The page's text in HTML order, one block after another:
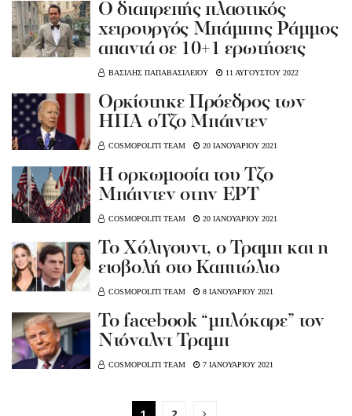
Ο διαπρεπής πλαστικός
χειρουργός Μπάμπης Ράμμος
απαντά σε 10+1 ερωτήσεις
ΒΑΣΙΛΗΣ ΠΑΠΑΒΑΣΙΛΕΙΟΥ 11 ΑΥΓΟΥΣΤΟΥ 2022
Ορκίστηκε Πρόεδρος των
ΗΠΑ οΤζο Μπάιντεν
COSMOPOLITI TEAM 20 ΙΑΝΟΥΑΡΙΟΥ 2021
H ορκωμοσία του Τζο
Μπάιντεν στην ΕΡΤ
COSMOPOLITI TEAM 20 ΙΑΝΟΥΑΡΙΟΥ 2021
Το Χόλιγουντ, ο Τραμπ και η
εισβολή στο Καπιτώλιο
COSMOPOLITI TEAM 8 ΙΑΝΟΥΑΡΙΟΥ 2021
Το facebook “μπλόκαρε” τον
Ντόναλντ Τραμπ
COSMOPOLITI TEAM 7 ΙΑΝΟΥΑΡΙΟΥ 2021